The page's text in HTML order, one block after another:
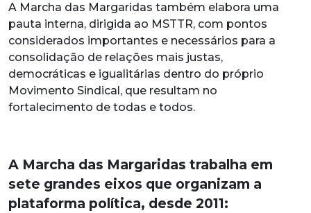
A Marcha das Margaridas também elabora uma
pauta interna, dirigida ao MSTTR, com pontos
considerados importantes e necessários para a
consolidação de relações mais justas,
democráticas e igualitárias dentro do próprio
Movimento Sindical, que resultam no
fortalecimento de todas e todos.
A Marcha das Margaridas trabalha em
sete grandes eixos que organizam a
plataforma política, desde 2011: